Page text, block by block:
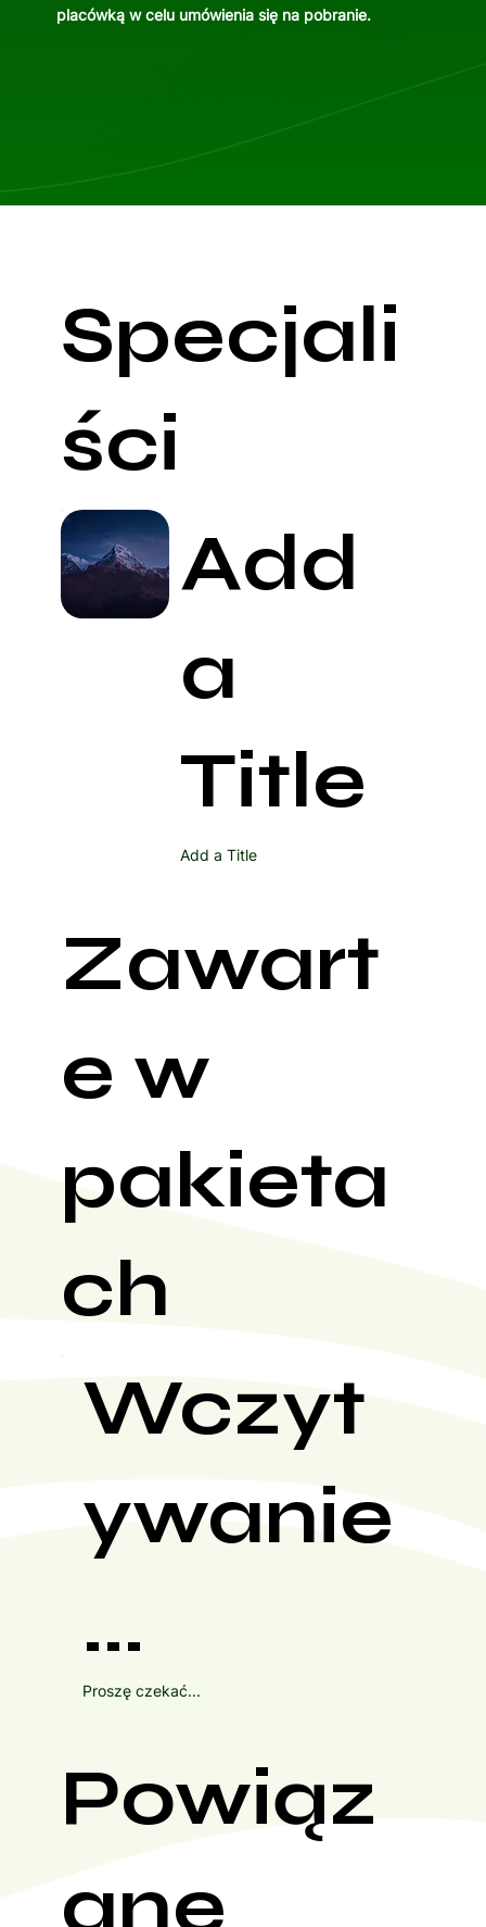
placówką w celu umówienia się na pobranie.
Specjali
ści
Add
a
Title
Add a Title
Zawart
e w
pakieta
ch
Wczyt
ywanie
...
Proszę czekać...
Powiąz
ane